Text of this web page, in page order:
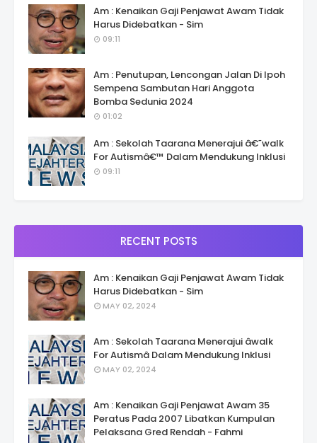
Am : Kenaikan Gaji Penjawat Awam Tidak
Harus Didebatkan - Sim
09:11
Am : Penutupan, Lencongan Jalan Di Ipoh
Sempena Sambutan Hari Anggota
Bomba Sedunia 2024
01:02
Am : Sekolah Taarana Menerajui â€˜walk
For Autismâ€™ Dalam Mendukung Inklusi
09:11
RECENT POSTS
Am : Kenaikan Gaji Penjawat Awam Tidak
Harus Didebatkan - Sim
MAY 02, 2024
Am : Sekolah Taarana Menerajui âwalk
For Autismâ Dalam Mendukung Inklusi
MAY 02, 2024
Am : Kenaikan Gaji Penjawat Awam 35
Peratus Pada 2007 Libatkan Kumpulan
Pelaksana Gred Rendah - Fahmi